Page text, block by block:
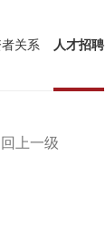
关系 人才招聘
上一级